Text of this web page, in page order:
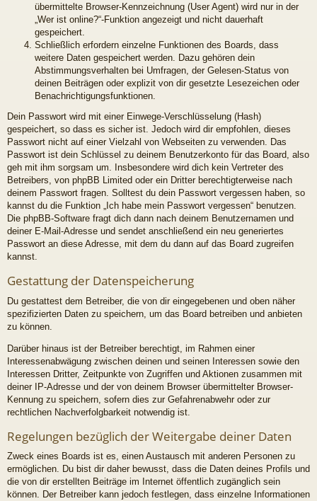
übermittelte Browser-Kennzeichnung (User Agent) wird nur in der
„Wer ist online?“-Funktion angezeigt und nicht dauerhaft
gespeichert.
Schließlich erfordern einzelne Funktionen des Boards, dass
weitere Daten gespeichert werden. Dazu gehören dein
Abstimmungsverhalten bei Umfragen, der Gelesen-Status von
deinen Beiträgen oder explizit von dir gesetzte Lesezeichen oder
Benachrichtigungsfunktionen.
Dein Passwort wird mit einer Einwege-Verschlüsselung (Hash)
gespeichert, so dass es sicher ist. Jedoch wird dir empfohlen, dieses
Passwort nicht auf einer Vielzahl von Webseiten zu verwenden. Das
Passwort ist dein Schlüssel zu deinem Benutzerkonto für das Board, also
geh mit ihm sorgsam um. Insbesondere wird dich kein Vertreter des
Betreibers, von phpBB Limited oder ein Dritter berechtigterweise nach
deinem Passwort fragen. Solltest du dein Passwort vergessen haben, so
kannst du die Funktion „Ich habe mein Passwort vergessen“ benutzen.
Die phpBB-Software fragt dich dann nach deinem Benutzernamen und
deiner E-Mail-Adresse und sendet anschließend ein neu generiertes
Passwort an diese Adresse, mit dem du dann auf das Board zugreifen
kannst.
Gestattung der Datenspeicherung
Du gestattest dem Betreiber, die von dir eingegebenen und oben näher
spezifizierten Daten zu speichern, um das Board betreiben und anbieten
zu können.
Darüber hinaus ist der Betreiber berechtigt, im Rahmen einer
Interessenabwägung zwischen deinen und seinen Interessen sowie den
Interessen Dritter, Zeitpunkte von Zugriffen und Aktionen zusammen mit
deiner IP-Adresse und der von deinem Browser übermittelter Browser-
Kennung zu speichern, sofern dies zur Gefahrenabwehr oder zur
rechtlichen Nachverfolgbarkeit notwendig ist.
Regelungen bezüglich der Weitergabe deiner Daten
Zweck eines Boards ist es, einen Austausch mit anderen Personen zu
ermöglichen. Du bist dir daher bewusst, dass die Daten deines Profils und
die von dir erstellten Beiträge im Internet öffentlich zugänglich sein
können. Der Betreiber kann jedoch festlegen, dass einzelne Informationen